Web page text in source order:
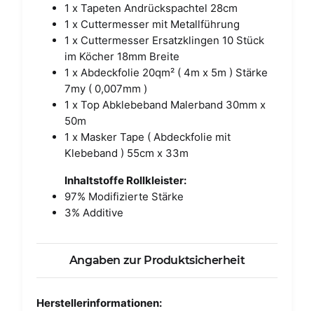
1 x Tapeten Andrückspachtel 28cm
1 x Cuttermesser mit Metallführung
1 x Cuttermesser Ersatzklingen 10 Stück
im Köcher 18mm Breite
1 x Abdeckfolie 20qm² ( 4m x 5m ) Stärke
7my ( 0,007mm )
1 x Top Abklebeband Malerband 30mm x
50m
1 x Masker Tape ( Abdeckfolie mit
Klebeband ) 55cm x 33m
Inhaltstoffe Rollkleister:
97% Modifizierte Stärke
3% Additive
Angaben zur Produktsicherheit
Herstellerinformationen: